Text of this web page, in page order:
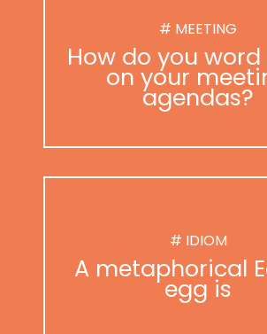
# MEETING
How do you
on your
agendas?
# IDIOM
A metaphorical
egg is